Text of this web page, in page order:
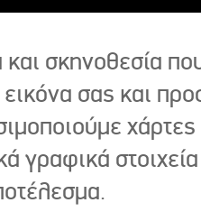
σκηνοθεσία
σας και
χάρτες
γραφικά στοιχεία